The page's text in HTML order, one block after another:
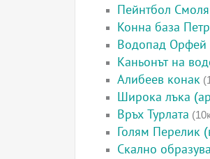
Пейнтбол
Конна база
Водопад Орфей
Каньонът на
Алибеев конак
Широка лъка
Връх Турлата
Голям Перелик
Скално